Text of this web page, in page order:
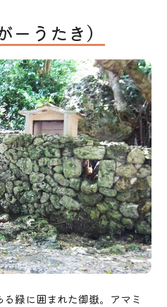
うたき）
緑に囲まれた御嶽。アマミ